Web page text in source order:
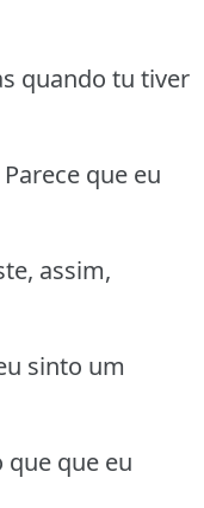
quando tu tiver
que eu
assim,
sinto um
que que eu